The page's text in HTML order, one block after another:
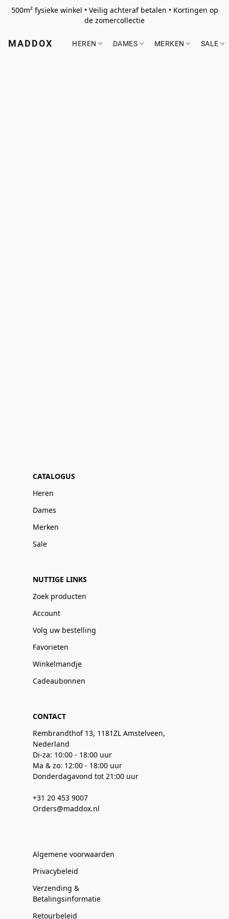
500m² fysieke winkel • Veilig achteraf betalen • Kortingen op
de zomercollectie
MADDOX HEREN DAMES MERKEN SALE
CATALOGUS
Heren
Dames
Merken
Sale
NUTTIGE LINKS
Zoek producten
Account
Volg uw bestelling
Favorieten
Winkelmandje
Cadeaubonnen
CONTACT
Rembrandthof 13, 1181ZL Amstelveen,
Nederland
Di-za: 10:00 - 18:00 uur
Ma & zo: 12:00 - 18:00 uur
Donderdagavond tot 21:00 uur
+31 20 453 9007
Orders@maddox.nl
Algemene voorwaarden
Privacybeleid
Verzending &
Betalingsinformatie
Retourbeleid